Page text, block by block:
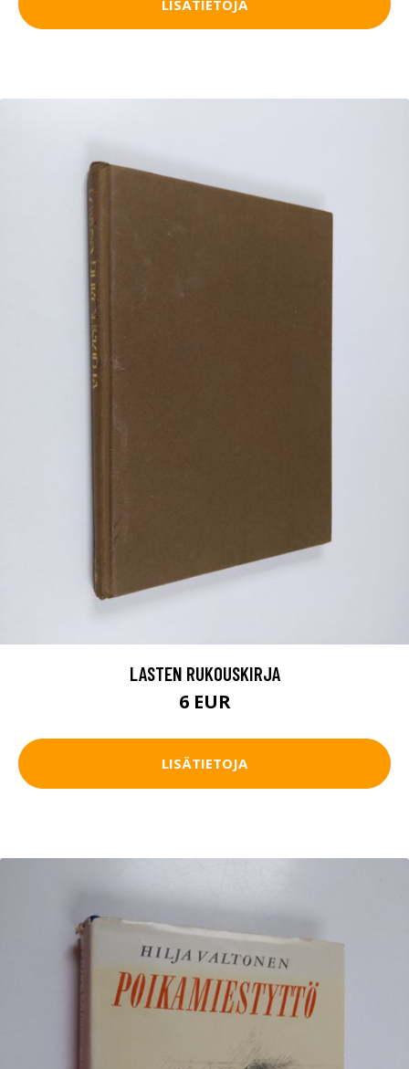
LISÄTIETOJA
LASTEN RUKOUSKIRJA
6 EUR
LISÄTIETOJA